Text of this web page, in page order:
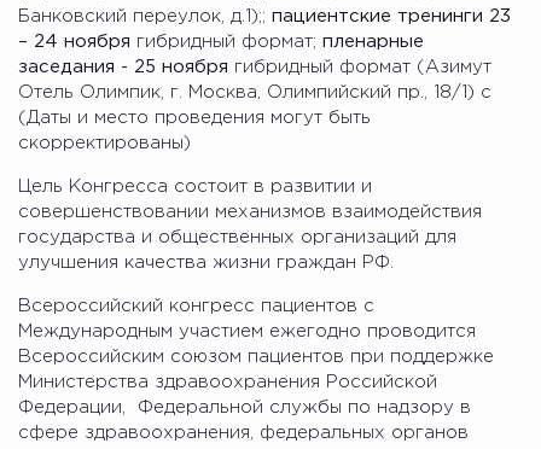
Банковский переулок, д.1);; пациентские тренинги 23
– 24 ноября гибридный формат; пленарные
заседания - 25 ноября гибридный формат (Азимут
Отель Олимпик, г. Москва, Олимпийский пр., 18/1) с
(Даты и место проведения могут быть
скорректированы)
Цель Конгресса состоит в развитии и
совершенствовании механизмов взаимодействия
государства и общественных организаций для
улучшения качества жизни граждан РФ.
Всероссийский конгресс пациентов с
Международным участием ежегодно проводится
Всероссийским союзом пациентов при поддержке
Министерства здравоохранения Российской
Федерации, Федеральной службы по надзору в
сфере здравоохранения, федеральных органов